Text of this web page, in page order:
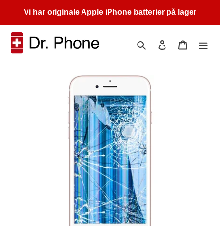
til
innholdet
Vi har originale Apple iPhone batterier på lager
Logg på